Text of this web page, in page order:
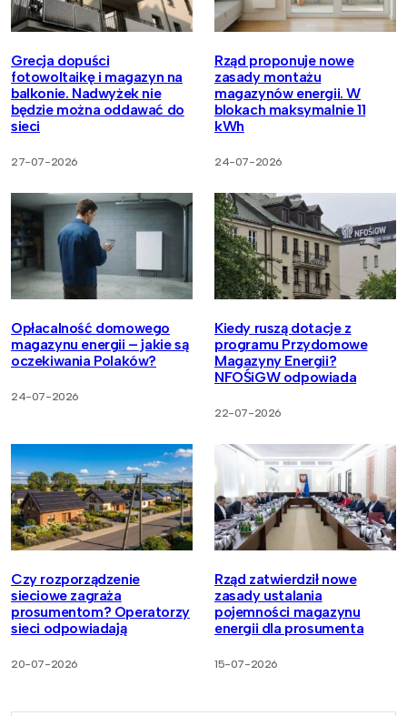
Grecja dopuści
fotowoltaikę i magazyn na
balkonie. Nadwyżek nie
będzie można oddawać do
sieci
27-07-2026
Rząd proponuje nowe
zasady montażu
magazynów energii. W
blokach maksymalnie 11
kWh
24-07-2026
Opłacalność domowego
magazynu energii – jakie są
oczekiwania Polaków?
24-07-2026
Kiedy ruszą dotacje z
programu Przydomowe
Magazyny Energii?
NFOŚiGW odpowiada
22-07-2026
Czy rozporządzenie
sieciowe zagraża
prosumentom? Operatorzy
sieci odpowiadają
20-07-2026
Rząd zatwierdził nowe
zasady ustalania
pojemności magazynu
energii dla prosumenta
15-07-2026